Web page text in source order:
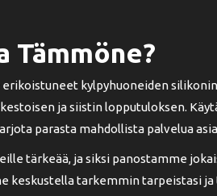
Tämmöne?
kylpyhuoneiden
ja siistin lopputuloksen.
parasta mahdollista palvelua
tärkeää, ja siksi panostamme
keskustella tarkemmin tarpeistasi